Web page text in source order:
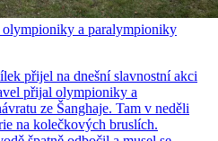
olympioniky a paralympioniky
přijel na dnešní slavnostní akci
přijal olympioniky a
ze Šanghaje. Tam v neděli
na kolečkových bruslích.